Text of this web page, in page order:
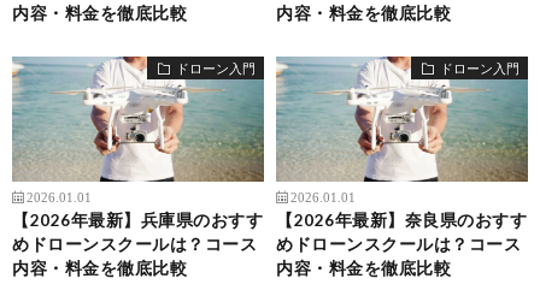
内容・料金を徹底比較
内容・料金を徹底比較
ドローン入門
2026.01.01
【2026年最新】兵庫県のおすす
めドローンスクールは？コース
内容・料金を徹底比較
ドローン入門
2026.01.01
【2026年最新】奈良県のおすす
めドローンスクールは？コース
内容・料金を徹底比較